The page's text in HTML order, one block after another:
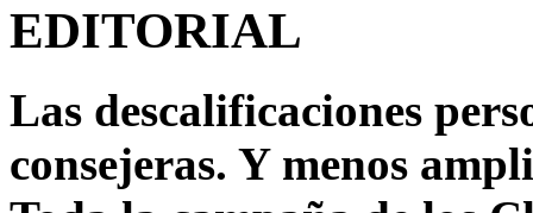
EDITORIAL
Las descalificaciones
consejeras. Y menos